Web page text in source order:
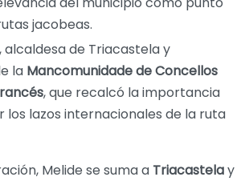
jacobeas.
, alcaldesa de Triacastela y
la Mancomunidade de Concellos
, que recalcó la importancia
lazos internacionales de la ruta
Melide se suma a Triacastelay